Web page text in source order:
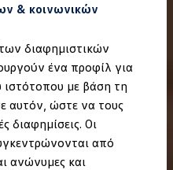
& κοινωνικών
διαφημιστικών
ένα προφίλ για
ιστότοπου με βάση τη
αυτόν, ώστε να τους
διαφημίσεις. Οι
από
ανώνυμες και
σύνδεση και
τηλεφώνου και οχήματος
Φόρτισης
και Τεχνικά μέτρα
και ενδεικτικές λυχνίες
εγχειρίδιο